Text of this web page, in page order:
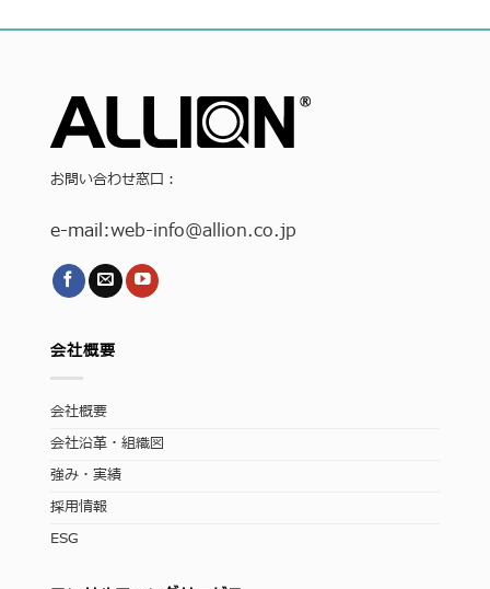
お問い合わせ窓口：
e-mail:web-info@allion.co.jp
会社概要
会社概要
会社沿革・組織図
強み・実績
採用情報
ESG